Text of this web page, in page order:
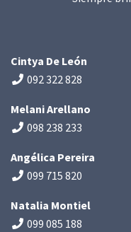
Cintya De León
092 322 828
Melani Arellano
098 238 233
Angélica Pereira
099 715 820
Natalia Montiel
099 085 188